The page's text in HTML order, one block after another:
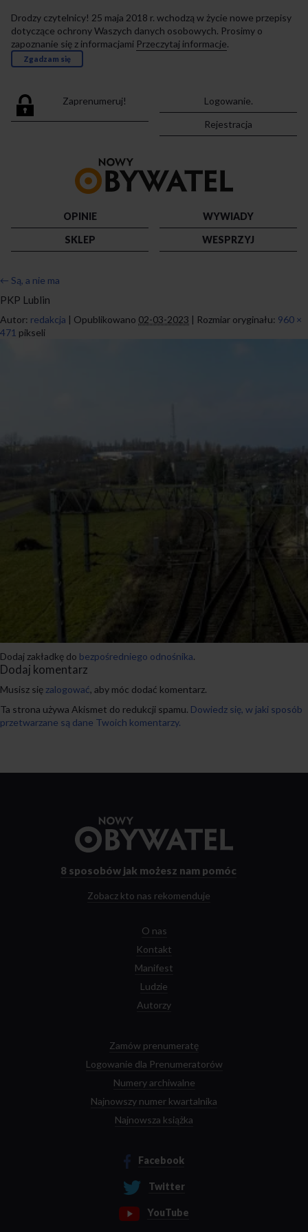
Drodzy czytelnicy! 25 maja 2018 r. wchodzą w życie nowe przepisy
dotyczące ochrony Waszych danych osobowych. Prosimy o
zapoznanie się z informacjami Przeczytaj informacje.
Zgadzam się
Zaprenumeruj!
Logowanie.
Rejestracja
strony
OPINIE
WYWIADY
SKLEP
WESPRZYJ
← Są, a nie ma
PKP Lublin
Autor: redakcja | Opublikowano 02-03-2023 | Rozmiar oryginału: 960 ×
471 pikseli
Dodaj zakładkę do bezpośredniego odnośnika.
Dodaj komentarz
Musisz się zalogować, aby móc dodać komentarz.
Ta strona używa Akismet do redukcji spamu. Dowiedz się, w jaki sposób
przetwarzane są dane Twoich komentarzy.
strony
8 sposobów jak możesz nam pomóc
Zobacz kto nas rekomenduje
O nas
Kontakt
Manifest
Ludzie
Autorzy
Zamów prenumeratę
Logowanie dla Prenumeratorów
Numery archiwalne
Najnowszy numer kwartalnika
Najnowsza książka
Facebook
Twitter
YouTube